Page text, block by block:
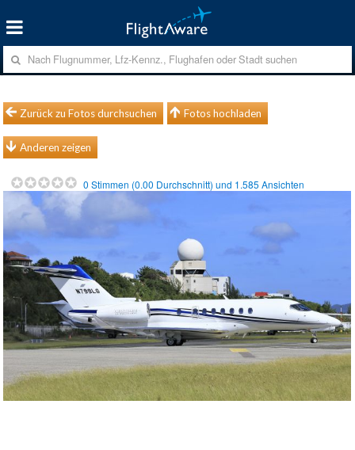
Zurück zu Fotos durchsuchen Fotos hochladen
Anderen zeigen
0 Stimmen (0.00 Durchschnitt) und 1.585 Ansichten